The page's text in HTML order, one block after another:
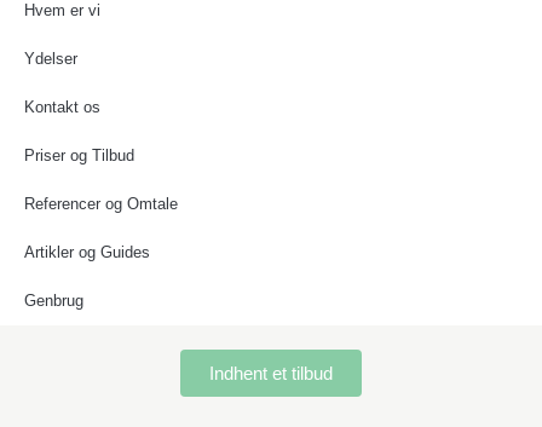
Hvem er vi
Ydelser
Kontakt os
Priser og Tilbud
Referencer og Omtale
Artikler og Guides
Genbrug
Indhent et tilbud